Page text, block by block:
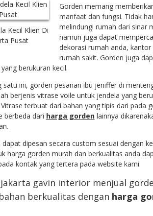
Kecil Klien Di
Pusat
Gorden memang
manfaat dan fungsi. Tidak
melindungi rumah dari sinar
namun juga dapat
dekorasi rumah anda, kantor
rumah sakit. Gorden juga
berukuran kecil.
satu ini, gorden pesanan ibu jeniffer di
berjenis vitrase voile untuk jendela yang
terbuat dari bahan yang tipis dari pada
berbeda dari harga gordenlainnya
dipesan secara custom sesuai dengan
harga gorden murah dan berkualitas anda
kontak yang tertera pada website kami.
gavin interior menjual
berkualitas dengan harga